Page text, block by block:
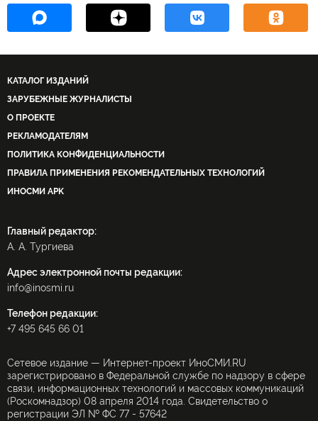
КАТАЛОГ ИЗДАНИЙ
ЗАРУБЕЖНЫЕ ЖУРНАЛИСТЫ
О ПРОЕКТЕ
РЕКЛАМОДАТЕЛЯМ
ПОЛИТИКА КОНФИДЕНЦИАЛЬНОСТИ
ПРАВИЛА ПРИМЕНЕНИЯ РЕКОМЕНДАТЕЛЬНЫХ ТЕХНОЛОГИЙ
ИНОСМИ APK
Главный редактор:
А. А. Тургиева
Адрес электронной почты редакции:
info@inosmi.ru
Телефон редакции:
+7 495 645 66 01
Сетевое издание — Интернет-проект ИноСМИ.RU
зарегистрировано в Федеральной службе по надзору в сфере
связи, информационных технологий и массовых коммуникаций
(Роскомнадзор) 08 апреля 2014 года. Свидетельство о
регистрации ЭЛ № ФС 77 - 57642